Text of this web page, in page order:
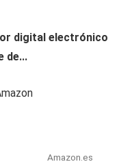
digital electrónico
de...
Amazon.es